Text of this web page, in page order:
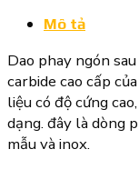
Mô tả
Dao phay ngón
carbide cao cấp
liệu có độ cứng
dạng. đây là dòng
mẫu và inox.